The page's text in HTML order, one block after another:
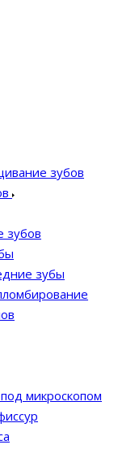
зубов
зубов
зубы
микроскопом